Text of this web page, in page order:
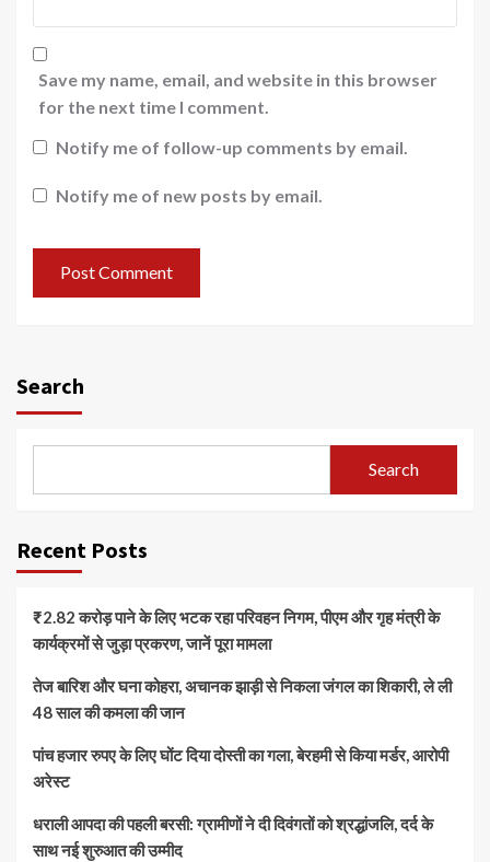
Save my name, email, and website in this browser
for the next time I comment.
Notify me of follow-up comments by email.
Notify me of new posts by email.
Search
Search
Recent Posts
₹2.82 करोड़ पाने के लिए भटक रहा परिवहन निगम, पीएम और गृह मंत्री के
कार्यक्रमों से जुड़ा प्रकरण, जानें पूरा मामला
तेज बारिश और घना कोहरा, अचानक झाड़ी से निकला जंगल का शिकारी, ले ली
48 साल की कमला की जान
पांच हजार रुपए के लिए घोंट दिया दोस्ती का गला, बेरहमी से किया मर्डर, आरोपी
अरेस्ट
धराली आपदा की पहली बरसी: ग्रामीणों ने दी दिवंगतों को श्रद्धांजलि, दर्द के
साथ नई शुरुआत की उम्मीद